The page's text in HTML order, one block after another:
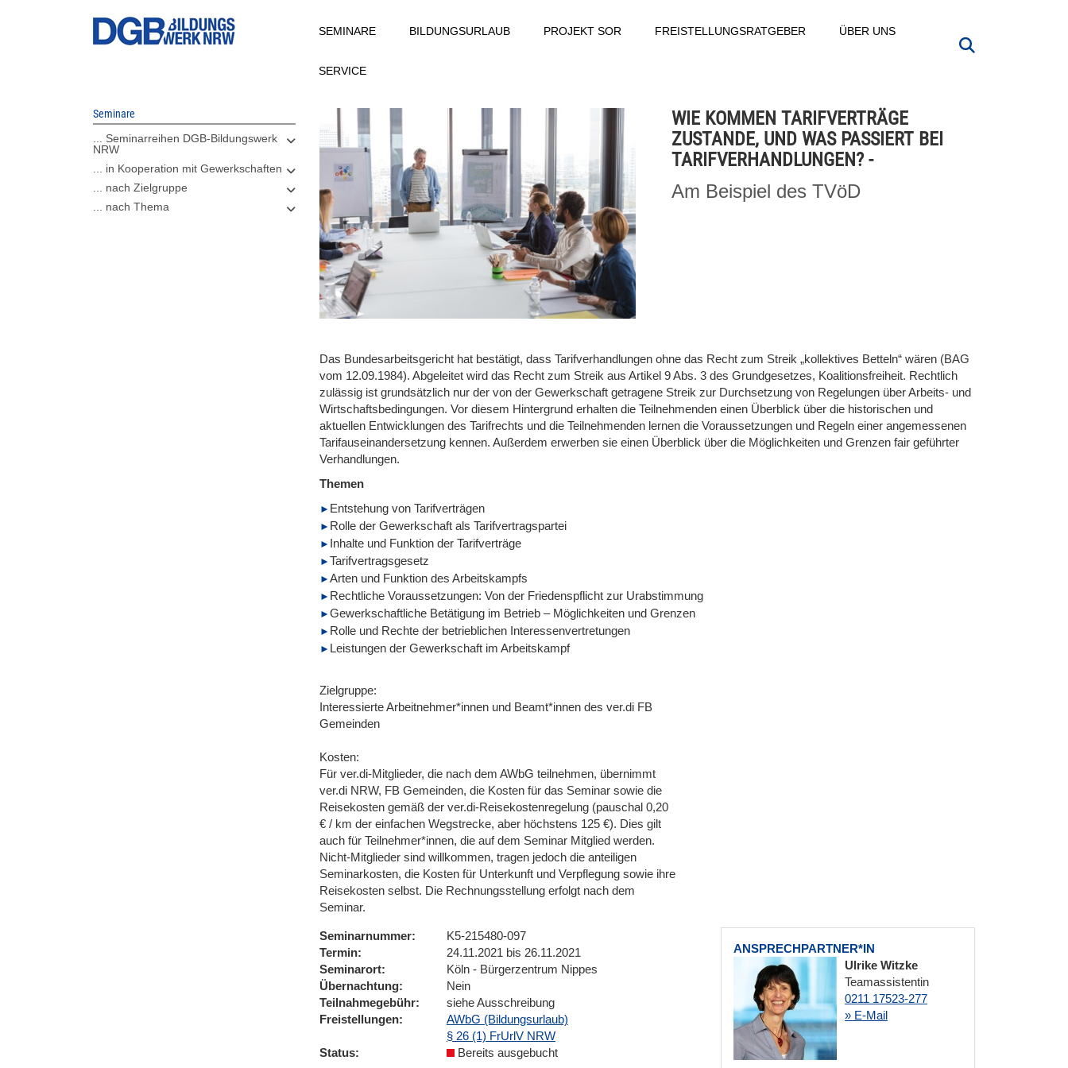
SEMINARE BILDUNGSURLAUB PROJEKT SOR FREISTELLUNGSRATGEBER ÜBER UNS
SERVICE
Seminare
... Seminarreihen DGB-Bildungswerk
NRW
... in Kooperation mit Gewerkschaften
... nach Zielgruppe
... nach Thema
WIE KOMMEN TARIFVERTRÄGE
ZUSTANDE, UND WAS PASSIERT BEI
TARIFVERHANDLUNGEN? -
Am Beispiel des TVöD
Das Bundesarbeitsgericht hat bestätigt, dass Tarifverhandlungen ohne das Recht zum Streik „kollektives Betteln“ wären (BAG
vom 12.09.1984). Abgeleitet wird das Recht zum Streik aus Artikel 9 Abs. 3 des Grundgesetzes, Koalitionsfreiheit. Rechtlich
zulässig ist grundsätzlich nur der von der Gewerkschaft getragene Streik zur Durchsetzung von Regelungen über Arbeits- und
Wirtschaftsbedingungen. Vor diesem Hintergrund erhalten die Teilnehmenden einen Überblick über die historischen und
aktuellen Entwicklungen des Tarifrechts und die Teilnehmenden lernen die Voraussetzungen und Regeln einer angemessenen
Tarifauseinandersetzung kennen. Außerdem erwerben sie einen Überblick über die Möglichkeiten und Grenzen fair geführter
Verhandlungen.
Themen
Entstehung von Tarifverträgen
Rolle der Gewerkschaft als Tarifvertragspartei
Inhalte und Funktion der Tarifverträge
Tarifvertragsgesetz
Arten und Funktion des Arbeitskampfs
Rechtliche Voraussetzungen: Von der Friedenspflicht zur Urabstimmung
Gewerkschaftliche Betätigung im Betrieb – Möglichkeiten und Grenzen
Rolle und Rechte der betrieblichen Interessenvertretungen
Leistungen der Gewerkschaft im Arbeitskampf
Zielgruppe:
Interessierte Arbeitnehmer*innen und Beamt*innen des ver.di FB
Gemeinden
Kosten:
Für ver.di-Mitglieder, die nach dem AWbG teilnehmen, übernimmt
ver.di NRW, FB Gemeinden, die Kosten für das Seminar sowie die
Reisekosten gemäß der ver.di-Reisekostenregelung (pauschal 0,20
€ / km der einfachen Wegstrecke, aber höchstens 125 €). Dies gilt
auch für Teilnehmer*innen, die auf dem Seminar Mitglied werden.
Nicht-Mitglieder sind willkommen, tragen jedoch die anteiligen
Seminarkosten, die Kosten für Unterkunft und Verpflegung sowie ihre
Reisekosten selbst. Die Rechnungsstellung erfolgt nach dem
Seminar.
ANSPRECHPARTNER*IN
Ulrike Witzke
Teamassistentin
0211 17523-277
» E-Mail
Seminarnummer
K5-215480-097
Termin
24.11.2021 bis 26.11.2021
Seminarort
Köln - Bürgerzentrum Nippes
Übernachtung
Nein
Teilnahmegebühr
siehe Ausschreibung
Freistellungen
AWbG (Bildungsurlaub)
§ 26 (1) FrUrlV NRW
Status
Bereits ausgebucht